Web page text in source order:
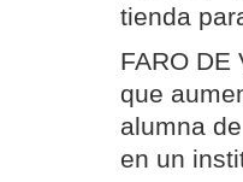
tienda
FARO DE
que
alumna
en un